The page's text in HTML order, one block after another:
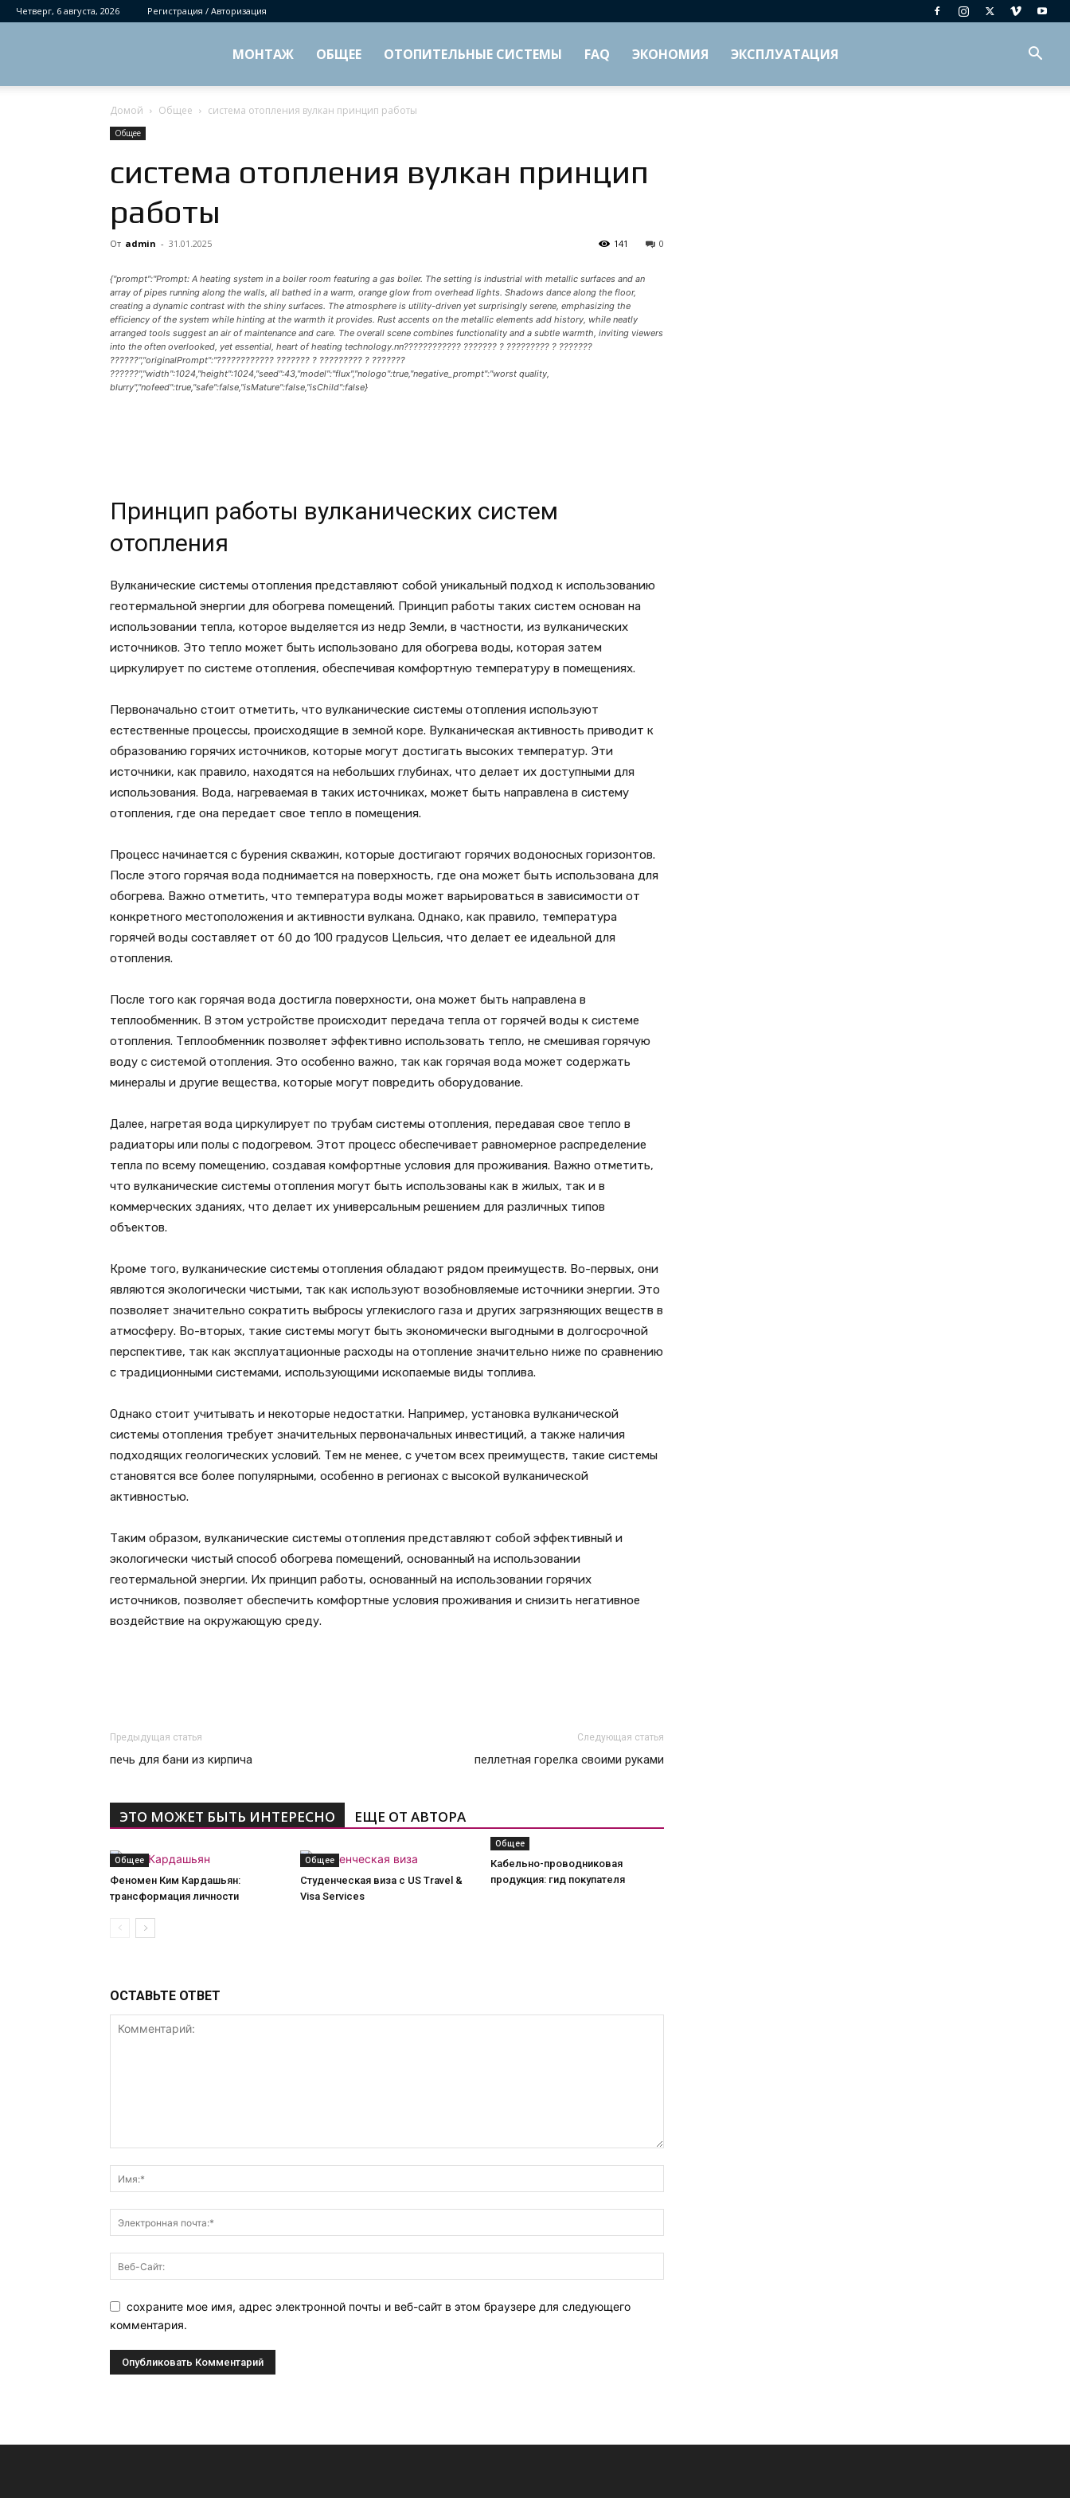
Четверг, 6 августа, 2026 Регистрация / Авторизация
МОНТАЖ ОБЩЕЕ ОТОПИТЕЛЬНЫЕ СИСТЕМЫ FAQ ЭКОНОМИЯ ЭКСПЛУАТАЦИЯ
Домой Общее система отопления вулкан принцип работы
Общее
система отопления вулкан принцип
работы
От admin - 31.01.2025 0
141
{"prompt":"Prompt: A heating system in a boiler room featuring a gas boiler. The setting is industrial with metallic surfaces and an
array of pipes running along the walls, all bathed in a warm, orange glow from overhead lights. Shadows dance along the floor,
creating a dynamic contrast with the shiny surfaces. The atmosphere is utility-driven yet surprisingly serene, emphasizing the
efficiency of the system while hinting at the warmth it provides. Rust accents on the metallic elements add history, while neatly
arranged tools suggest an air of maintenance and care. The overall scene combines functionality and a subtle warmth, inviting viewers
into the often overlooked, yet essential, heart of heating technology.nn???????????? ??????? ? ????????? ? ???????
??????","originalPrompt":"???????????? ??????? ? ????????? ? ???????
??????","width":1024,"height":1024,"seed":43,"model":"flux","nologo":true,"negative_prompt":"worst quality,
blurry","nofeed":true,"safe":false,"isMature":false,"isChild":false}
Принцип работы вулканических систем
отопления
Вулканические системы отопления представляют собой уникальный подход к использованию
геотермальной энергии для обогрева помещений. Принцип работы таких систем основан на
использовании тепла, которое выделяется из недр Земли, в частности, из вулканических
источников. Это тепло может быть использовано для обогрева воды, которая затем
циркулирует по системе отопления, обеспечивая комфортную температуру в помещениях.
Первоначально стоит отметить, что вулканические системы отопления используют
естественные процессы, происходящие в земной коре. Вулканическая активность приводит к
образованию горячих источников, которые могут достигать высоких температур. Эти
источники, как правило, находятся на небольших глубинах, что делает их доступными для
использования. Вода, нагреваемая в таких источниках, может быть направлена в систему
отопления, где она передает свое тепло в помещения.
Процесс начинается с бурения скважин, которые достигают горячих водоносных горизонтов.
После этого горячая вода поднимается на поверхность, где она может быть использована для
обогрева. Важно отметить, что температура воды может варьироваться в зависимости от
конкретного местоположения и активности вулкана. Однако, как правило, температура
горячей воды составляет от 60 до 100 градусов Цельсия, что делает ее идеальной для
отопления.
После того как горячая вода достигла поверхности, она может быть направлена в
теплообменник. В этом устройстве происходит передача тепла от горячей воды к системе
отопления. Теплообменник позволяет эффективно использовать тепло, не смешивая горячую
воду с системой отопления. Это особенно важно, так как горячая вода может содержать
минералы и другие вещества, которые могут повредить оборудование.
Далее, нагретая вода циркулирует по трубам системы отопления, передавая свое тепло в
радиаторы или полы с подогревом. Этот процесс обеспечивает равномерное распределение
тепла по всему помещению, создавая комфортные условия для проживания. Важно отметить,
что вулканические системы отопления могут быть использованы как в жилых, так и в
коммерческих зданиях, что делает их универсальным решением для различных типов
объектов.
Кроме того, вулканические системы отопления обладают рядом преимуществ. Во-первых, они
являются экологически чистыми, так как используют возобновляемые источники энергии. Это
позволяет значительно сократить выбросы углекислого газа и других загрязняющих веществ в
атмосферу. Во-вторых, такие системы могут быть экономически выгодными в долгосрочной
перспективе, так как эксплуатационные расходы на отопление значительно ниже по сравнению
с традиционными системами, использующими ископаемые виды топлива.
Однако стоит учитывать и некоторые недостатки. Например, установка вулканической
системы отопления требует значительных первоначальных инвестиций, а также наличия
подходящих геологических условий. Тем не менее, с учетом всех преимуществ, такие системы
становятся все более популярными, особенно в регионах с высокой вулканической
активностью.
Таким образом, вулканические системы отопления представляют собой эффективный и
экологически чистый способ обогрева помещений, основанный на использовании
геотермальной энергии. Их принцип работы, основанный на использовании горячих
источников, позволяет обеспечить комфортные условия проживания и снизить негативное
воздействие на окружающую среду.
Предыдущая статья
печь для бани из кирпича
Следующая статья
пеллетная горелка своими руками
ЭТО МОЖЕТ БЫТЬ ИНТЕРЕСНО ЕЩЕ ОТ АВТОРА
Общее
Феномен Ким Кардашьян:
трансформация личности
Общее
Студенческая виза с US Travel &
Visa Services
Общее
Кабельно-проводниковая
продукция: гид покупателя
ОСТАВЬТЕ ОТВЕТ
сохраните мое имя, адрес электронной почты и веб-сайт в этом браузере для следующего
комментария.